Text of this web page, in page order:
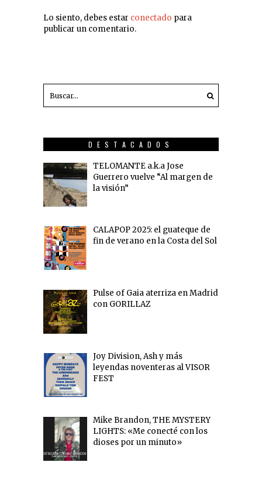
Lo siento, debes estar conectado para
publicar un comentario.
DESTACADOS
TELOMANTE a.k.a Jose
Guerrero vuelve “Al margen de
la visión”
CALAPOP 2025: el guateque de
fin de verano en la Costa del Sol
Pulse of Gaia aterriza en Madrid
con GORILLAZ
Joy Division, Ash y más
leyendas noventeras al VISOR
FEST
Mike Brandon, THE MYSTERY
LIGHTS: «Me conecté con los
dioses por un minuto»